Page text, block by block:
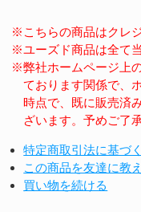
※こちらの商品はクレ
※ユーズド商品は全て
※弊社ホームページ上
ております関係で、
時点で、既に販売済
ざいます。予めご了
特定商取引法に基づ
この商品を友達に教
買い物を続ける